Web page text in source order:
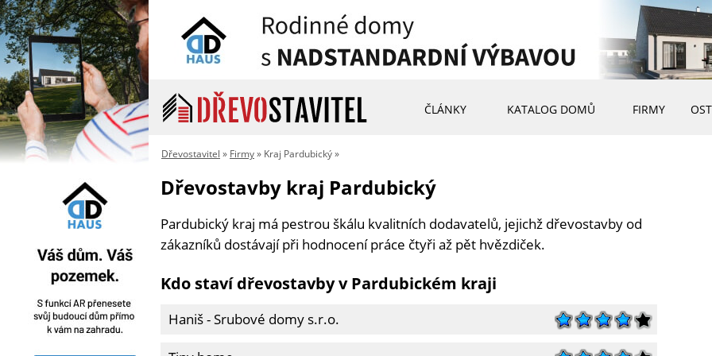
ČLÁNKY KATALOG DOMŮ FIRMY
Dřevostavitel » Firmy» Kraj Pardubický »
Dřevostavby kraj Pardubický
Pardubický kraj má pestrou škálu kvalitních dodavatelů, jejichž dřevostavby od
zákazníků dostávají při hodnocení práce čtyři až pět hvězdiček.
Kdo staví dřevostavby v Pardubickém kraji
Haniš - Srubové domy s.r.o.